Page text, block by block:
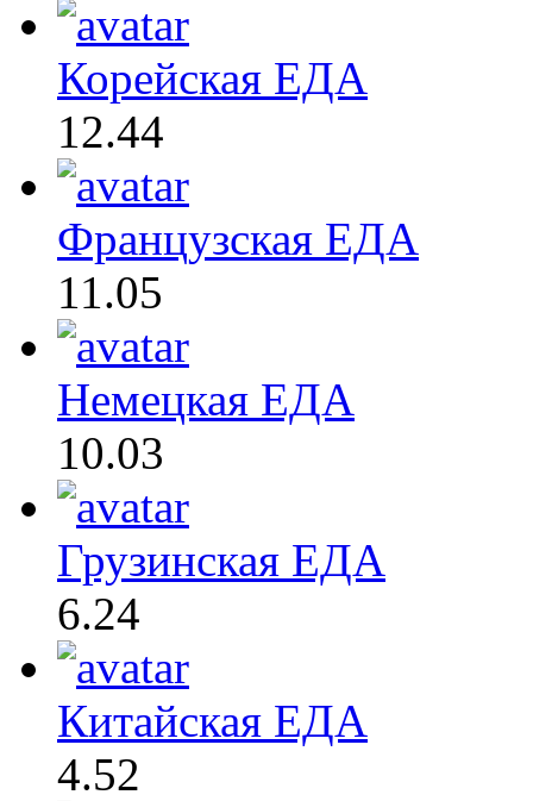
Корейская ЕДА
12.44
Французская ЕДА
11.05
Немецкая ЕДА
10.03
Грузинская ЕДА
6.24
Китайская ЕДА
4.52